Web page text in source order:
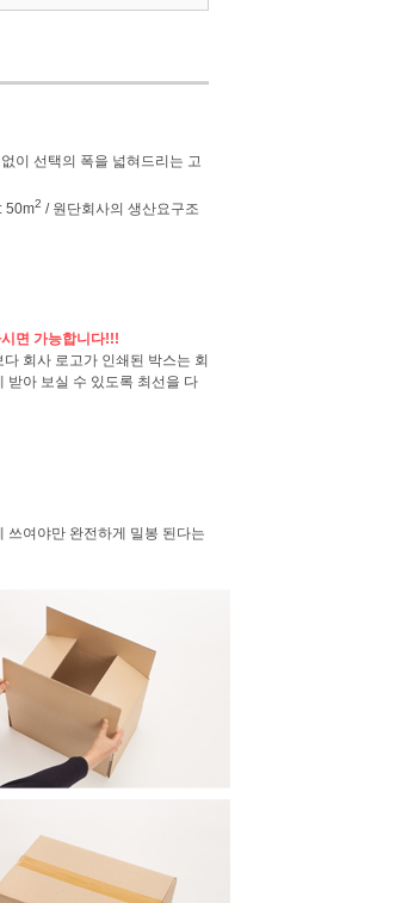
찜하기
이 선택의 폭을 넓혀드리는 고
50m2 / 원단회사의 생산요구조
면 가능합니다!!!
회사 로고가 인쇄된 박스는 회
받아 보실 수 있도록 최선을 다
쓰여야만 완전하게 밀봉 된다는